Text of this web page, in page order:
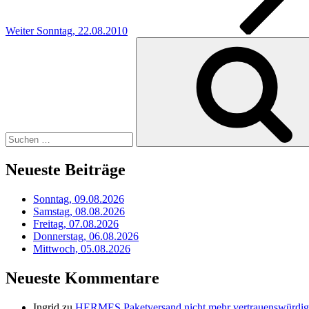
Weiter Sonntag, 22.08.2010
Neueste Beiträge
Sonntag, 09.08.2026
Samstag, 08.08.2026
Freitag, 07.08.2026
Donnerstag, 06.08.2026
Mittwoch, 05.08.2026
Neueste Kommentare